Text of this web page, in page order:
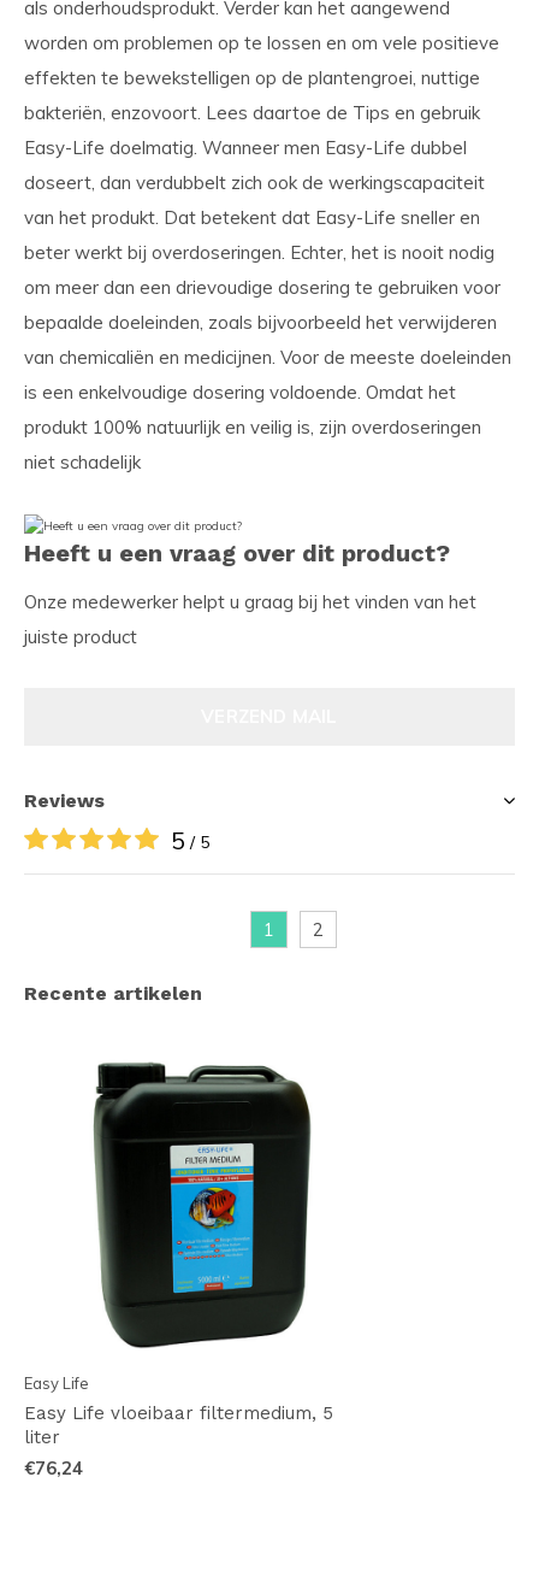
als onderhoudsprodukt. Verder kan het aangewend
worden om problemen op te lossen en om vele positieve
effekten te bewekstelligen op de plantengroei, nuttige
bakteriën, enzovoort. Lees daartoe de Tips en gebruik
Easy-Life doelmatig. Wanneer men Easy-Life dubbel
doseert, dan verdubbelt zich ook de werkingscapaciteit
van het produkt. Dat betekent dat Easy-Life sneller en
beter werkt bij overdoseringen. Echter, het is nooit nodig
om meer dan een drievoudige dosering te gebruiken voor
bepaalde doeleinden, zoals bijvoorbeeld het verwijderen
van chemicaliën en medicijnen. Voor de meeste doeleinden
is een enkelvoudige dosering voldoende. Omdat het
produkt 100% natuurlijk en veilig is, zijn overdoseringen
niet schadelijk
Heeft u een vraag over dit product?
Onze medewerker helpt u graag bij het vinden van het
juiste product
Reviews
5 / 5
1 2
Recente artikelen
Easy Life
Easy Life vloeibaar filtermedium, 5
liter
€76,24